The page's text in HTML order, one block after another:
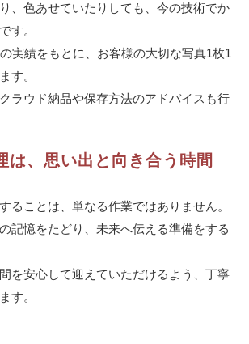
、色あせていたりしても、今の技術でか
す。
実績をもとに、お客様の大切な写真1枚1
す。
ラウド納品や保存方法のアドバイスも行
は、思い出と向き合う時間
ることは、単なる作業ではありません。
記憶をたどり、未来へ伝える準備をする
を安心して迎えていただけるよう、丁寧
す。